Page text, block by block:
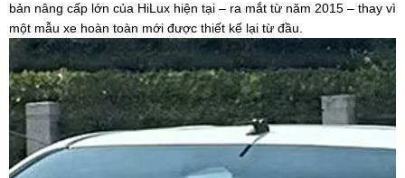
bản nâng cấp lớn của HiLux hiện tại – ra mắt từ năm 2015 – thay vì
một mẫu xe hoàn toàn mới được thiết kế lại từ đầu.